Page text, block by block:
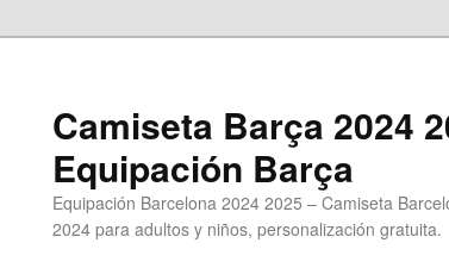
Camiseta Barça 2024
Equipación Barça
Equipación Barcelona 2024 2025 – Camiseta
2024 para adultos y niños, personalización gratuita.